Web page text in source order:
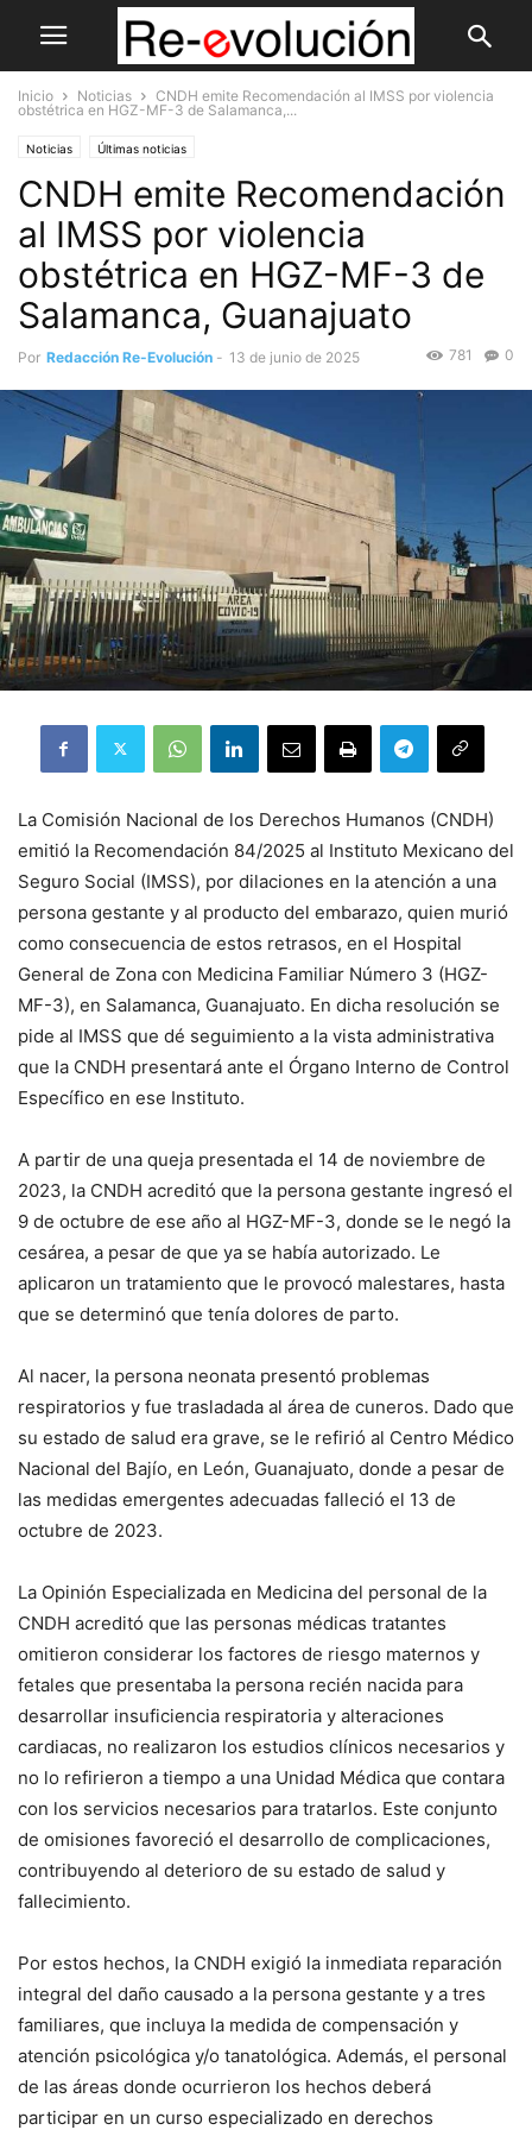
Inicio Noticias
CNDH emite Recomendación al IMSS por violencia
obstétrica en HGZ-MF-3 de Salamanca,...
Noticias Últimas noticias
CNDH emite Recomendación
al IMSS por violencia
obstétrica en HGZ-MF-3 de
Salamanca, Guanajuato
Por Redacción Re-Evolución - 13 de junio de 2025 0
781
La Comisión Nacional de los Derechos Humanos (CNDH)
emitió la Recomendación 84/2025 al Instituto Mexicano del
Seguro Social (IMSS), por dilaciones en la atención a una
persona gestante y al producto del embarazo, quien murió
como consecuencia de estos retrasos, en el Hospital
General de Zona con Medicina Familiar Número 3 (HGZ-
MF-3), en Salamanca, Guanajuato. En dicha resolución se
pide al IMSS que dé seguimiento a la vista administrativa
que la CNDH presentará ante el Órgano Interno de Control
Específico en ese Instituto.
A partir de una queja presentada el 14 de noviembre de
2023, la CNDH acreditó que la persona gestante ingresó el
9 de octubre de ese año al HGZ-MF-3, donde se le negó la
cesárea, a pesar de que ya se había autorizado. Le
aplicaron un tratamiento que le provocó malestares, hasta
que se determinó que tenía dolores de parto.
Al nacer, la persona neonata presentó problemas
respiratorios y fue trasladada al área de cuneros. Dado que
su estado de salud era grave, se le refirió al Centro Médico
Nacional del Bajío, en León, Guanajuato, donde a pesar de
las medidas emergentes adecuadas falleció el 13 de
octubre de 2023.
La Opinión Especializada en Medicina del personal de la
CNDH acreditó que las personas médicas tratantes
omitieron considerar los factores de riesgo maternos y
fetales que presentaba la persona recién nacida para
desarrollar insuficiencia respiratoria y alteraciones
cardiacas, no realizaron los estudios clínicos necesarios y
no lo refirieron a tiempo a una Unidad Médica que contara
con los servicios necesarios para tratarlos. Este conjunto
de omisiones favoreció el desarrollo de complicaciones,
contribuyendo al deterioro de su estado de salud y
fallecimiento.
Por estos hechos, la CNDH exigió la inmediata reparación
integral del daño causado a la persona gestante y a tres
familiares, que incluya la medida de compensación y
atención psicológica y/o tanatológica. Además, el personal
de las áreas donde ocurrieron los hechos deberá
participar en un curso especializado en derechos